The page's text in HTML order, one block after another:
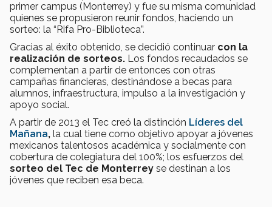
primer campus (Monterrey) y fue su misma comunidad
quienes se propusieron reunir fondos, haciendo un
sorteo: la “Rifa Pro-Biblioteca”.
Gracias al éxito obtenido, se decidió continuar con la
realización de sorteos. Los fondos recaudados se
complementan a partir de entonces con otras
campañas financieras, destinándose a becas para
alumnos, infraestructura, impulso a la investigación y
apoyo social.
A partir de 2013 el Tec creó la distinción Líderes del
Mañana, la cual tiene como objetivo apoyar a jóvenes
mexicanos talentosos académica y socialmente con
cobertura de colegiatura del 100%; los esfuerzos del
sorteo del Tec de Monterrey se destinan a los
jóvenes que reciben esa beca.